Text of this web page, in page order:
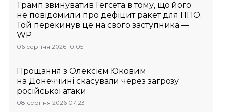
Трамп звинуватив Гегсета в тому, що його
не повідомили про дефіцит ракет для ППО.
Той перекинув це на свого заступника —
WP
06 серпня 2026 10:05
Прощання з Олексієм Юковим
на Донеччині скасували через загрозу
російської атаки
08 серпня 2026 07:23